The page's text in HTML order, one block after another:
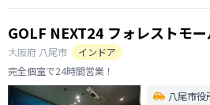
GOLF NEXT24 フォレストモ
大阪府 八尾市
インドア
完全個室で24時間営業！
八尾市役